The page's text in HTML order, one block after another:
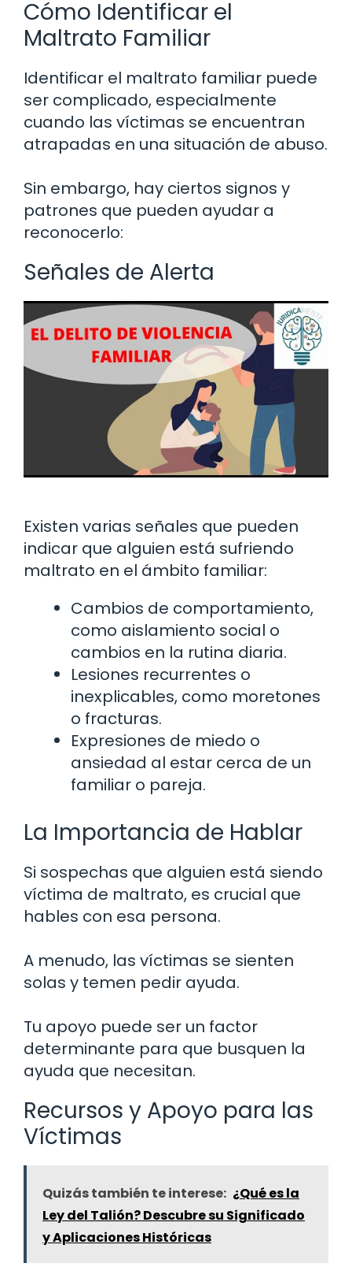
Cómo Identificar el
Maltrato Familiar
Identificar el maltrato familiar puede
ser complicado, especialmente
cuando las víctimas se encuentran
atrapadas en una situación de abuso.
Sin embargo, hay ciertos signos y
patrones que pueden ayudar a
reconocerlo:
Señales de Alerta
Existen varias señales que pueden
indicar que alguien está sufriendo
maltrato en el ámbito familiar:
Cambios de comportamiento,
como aislamiento social o
cambios en la rutina diaria.
Lesiones recurrentes o
inexplicables, como moretones
o fracturas.
Expresiones de miedo o
ansiedad al estar cerca de un
familiar o pareja.
La Importancia de Hablar
Si sospechas que alguien está siendo
víctima de maltrato, es crucial que
hables con esa persona.
A menudo, las víctimas se sienten
solas y temen pedir ayuda.
Tu apoyo puede ser un factor
determinante para que busquen la
ayuda que necesitan.
Recursos y Apoyo para las
Víctimas
Quizás también te interese: ¿Qué es la
Ley del Talión? Descubre su Significado
y Aplicaciones Históricas